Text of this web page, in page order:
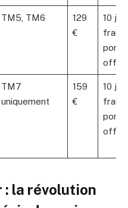
TM5, TM6
129
€
10
frais
port
TM7
uniquement
159
€
10
frais
port
: la révolution